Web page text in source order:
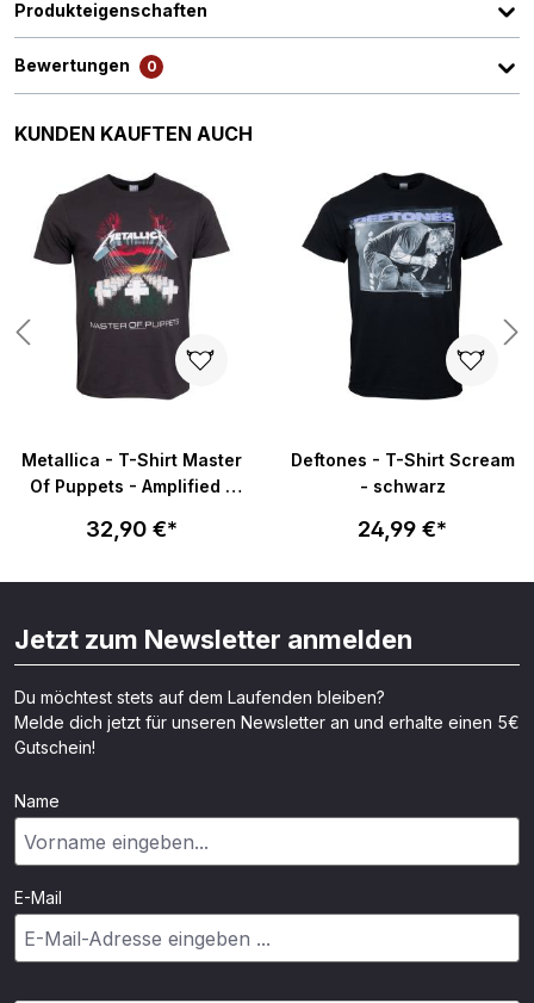
Produkteigenschaften
Bewertungen 0
Produktgalerie überspringen
KUNDEN KAUFTEN AUCH
Metallica - T-Shirt Master
Of Puppets - Amplified -
32,90 €*
Deftones - T-Shirt Scream
- schwarz
24,99 €*
Jetzt zum Newsletter anmelden
Du möchtest stets auf dem Laufenden bleiben?
Melde dich jetzt für unseren Newsletter an und erhalte einen 5€
Gutschein!
Name
E-Mail